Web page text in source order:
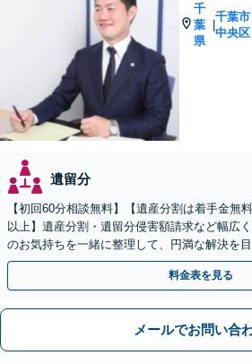
千
葉
県
千葉市
中央区
遺留分
【初回60分相談無料】【遺産分割は着手金無
以上】遺産分割・遺留分侵害額請求など幅広
のお気持ちを一緒に整理して、円満な解決を
でスピード解決【出張相談OK】
料金表を見る
メールでお問い合